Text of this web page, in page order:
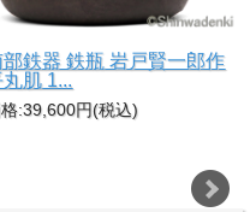
部鉄器 鉄瓶 岩戸賢一郎作
丸肌 1...
:39,600円(税込)